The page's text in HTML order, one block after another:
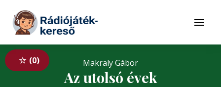
Tovább a tartalomhoz
Menü
0 Makraly Gábor
Az utolsó évek